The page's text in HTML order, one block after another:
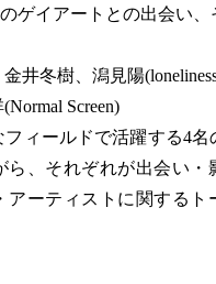
ゲイアートとの出会い
井冬樹、潟見陽
Screen)
フィールドで活躍する4
ら、それぞれが出会い・
アーティストに関するト